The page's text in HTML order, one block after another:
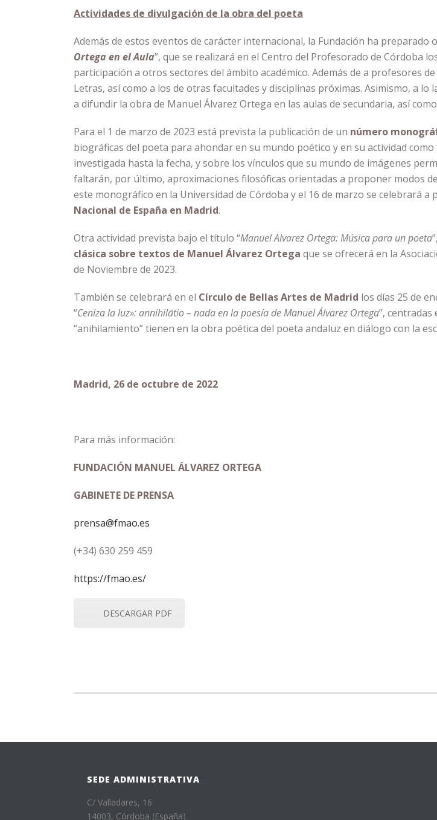
Actividades de divulgación de la obra del poeta
Además de estos eventos de carácter internacional, la Fundación ha preparado
Ortega en el Aula”, que se realizará en el Centro del Profesorado de Córdoba
participación a otros sectores del ámbito académico. Además de a profesores
Letras, así como a los de otras facultades y disciplinas próximas. Asimismo, a
a difundir la obra de Manuel Álvarez Ortega en las aulas de secundaria, así
Para el 1 de marzo de 2023 está prevista la publicación de un número
biográficas del poeta para ahondar en su mundo poético y en su actividad
investigada hasta la fecha, y sobre los vínculos que su mundo de imágenes
faltarán, por último, aproximaciones filosóficas orientadas a proponer modos
este monográfico en la Universidad de Córdoba y el 16 de marzo se celebrará
Nacional de España en Madrid.
Otra actividad prevista bajo el título “Manuel Alvarez Ortega: Música para un poeta
clásica sobre textos de Manuel Álvarez Ortega que se ofrecerá en la
de Noviembre de 2023.
También se celebrará en el Círculo de Bellas Artes de Madrid los días 25 de
“Ceniza la luz»: annihilātio – nada en la poesía de Manuel Álvarez Ortega”, centradas
“anihilamiento” tienen en la obra poética del poeta andaluz en diálogo con la
Madrid, 26 de octubre de 2022
Para más información:
FUNDACIÓN MANUEL ÁLVAREZ ORTEGA
GABINETE DE PRENSA
prensa@fmao.es
(+34) 630 259 459
https://fmao.es/
DESCARGAR PDF
SEDE ADMINISTRATIVA
C/ Valladares, 16
14003, Córdoba (España)